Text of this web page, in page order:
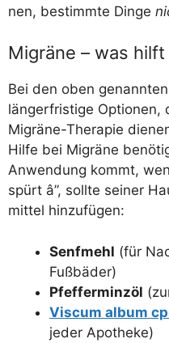
nen, bestimm­te Din­ge
Migräne – was
Bei den oben
län­ger­fris­ti­ge Optio­nen,
Migrä­ne-The­ra­pie
Hil­fe bei Migrä­ne
Anwen­dung kommt,
spürt â”, soll­te sei­ner
mit­tel hinzufügen:
Senf­mehl (für
Fußbäder)
Pfef­fer­minz­öl
Vis­cum album
jeder Apotheke)